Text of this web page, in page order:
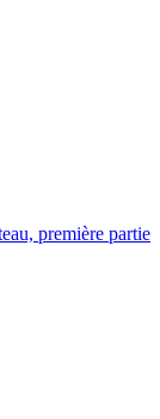
première partie